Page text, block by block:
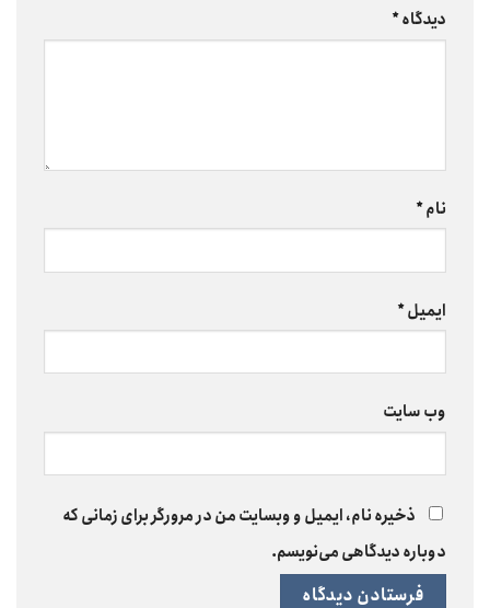
دیدگاه*
نام*
ایمیل*
وب‌ سایت
ذخیره نام، ایمیل و وبسایت من در مرورگر برای زمانی که
دوباره دیدگاهی می‌نویسم.